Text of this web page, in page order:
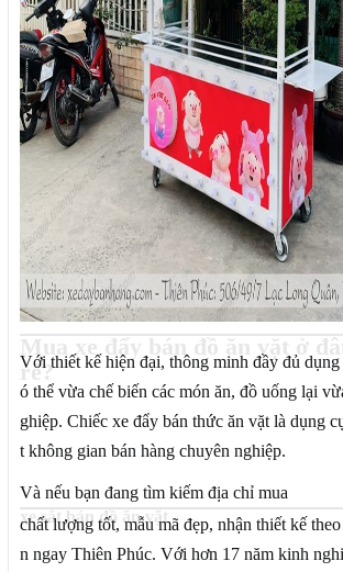
Mua xe đẩy bán đồ ăn vặt ở
rẻ?
Với thiết kế hiện đại, thông minh đầy đủ
ó thể vừa chế biến các món ăn, đồ uống lại
ghiệp. Chiếc xe đẩy bán thức ăn vặt là dụng
t không gian bán hàng chuyên nghiệp.
Và nếu bạn đang tìm kiếm địa chỉ mua
xe sắt bán đồ ăn vặt
chất lượng tốt, mẫu mã đẹp, nhận thiết kế
n ngay Thiên Phúc. Với hơn 17 năm kinh